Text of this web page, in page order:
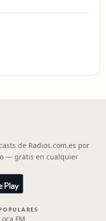
de Radios.com.es por
— gratis en cualquier
FM